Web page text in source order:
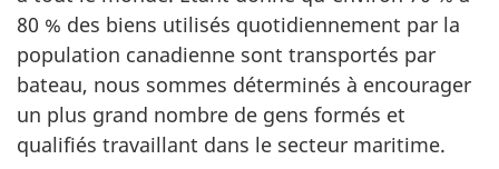
80 % des biens utilisés quotidiennement par la
population canadienne sont transportés par
bateau, nous sommes déterminés à encourager
un plus grand nombre de gens formés et
qualifiés travaillant dans le secteur maritime.